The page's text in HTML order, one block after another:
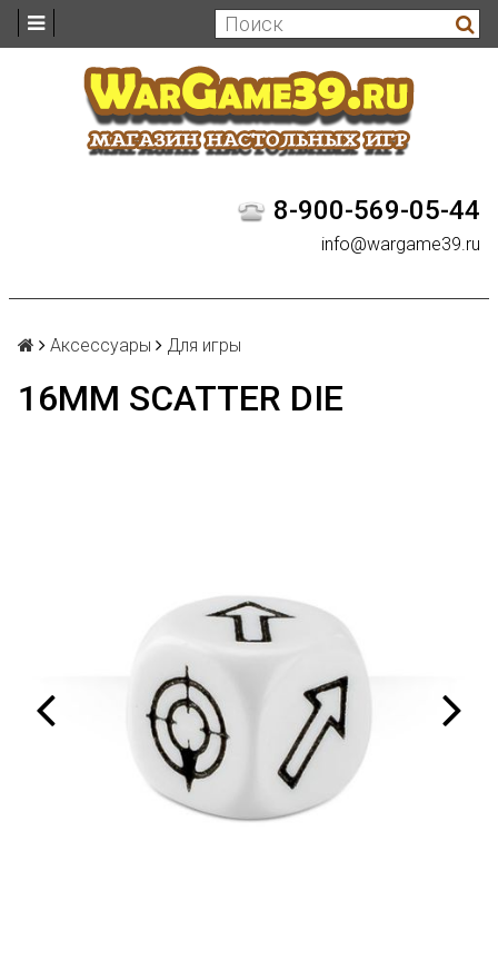
8-900-569-05-44
info@wargame39.ru
Аксессуары Для игры
16MM SCATTER DIE